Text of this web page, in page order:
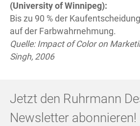
(University of Winnipeg):
Bis zu 90 % der
auf der Farbwahrnehmung.
Quelle: Impact of Color on
Singh, 2006
Jetzt den Ruhrmann
Newsletter abonnieren!